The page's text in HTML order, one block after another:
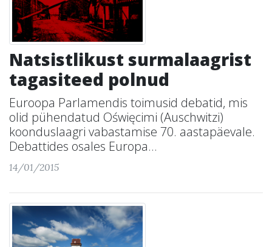
Natsistlikust surmalaagrist
tagasiteed polnud
Euroopa Parlamendis toimusid debatid, mis
olid pühendatud Oświęcimi (Auschwitzi)
koonduslaagri vabastamise 70. aastapäevale.
Debattides osales Europa...
14/01/2015